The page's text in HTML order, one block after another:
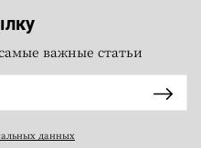
важные статьи
данных